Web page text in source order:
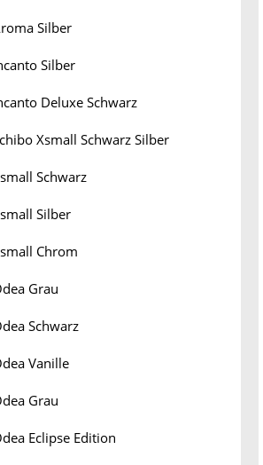
Silber
Silber
Deluxe Schwarz
Xsmall Schwarz Silber
Schwarz
Silber
Chrom
Grau
Schwarz
Vanille
Grau
Eclipse Edition